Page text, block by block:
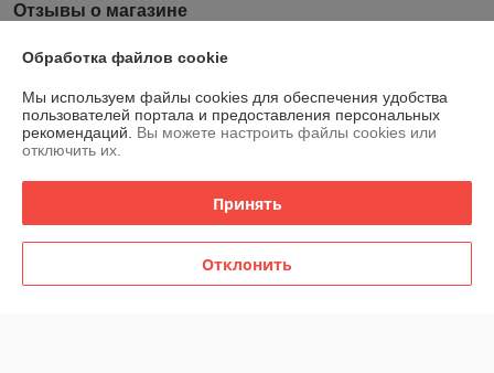
Отзывы о магазине
77 отзывов за всё время
09.04.2026
Игорь
Отлично
Отлично
Сделка подтверждена через корзину
Обработка файлов cookie
Мы используем файлы cookies для обеспечения удобства
пользователей портала и предоставления персональных
рекомендаций. Вы можете настроить файлы cookies или
отключить их.
Принять
Отклонить